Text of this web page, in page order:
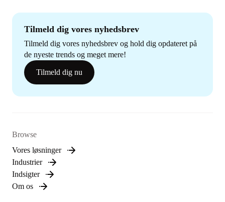
Tilmeld dig vores nyhedsbrev
Tilmeld dig vores nyhedsbrev og hold dig opdateret på
de nyeste trends og meget mere!
Tilmeld dig nu
Browse
Vores løsninger
Industrier
Indsigter
Om os